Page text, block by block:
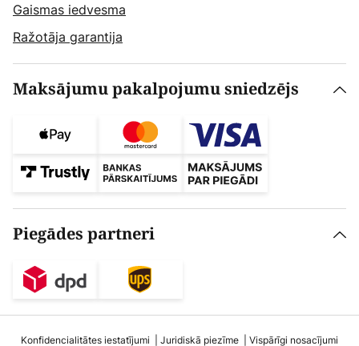
Gaismas iedvesma
Ražotāja garantija
Maksājumu pakalpojumu sniedzējs
Piegādes partneri
Konfidencialitātes iestatījumi Juridiskā piezīme Vispārīgi nosacījumi